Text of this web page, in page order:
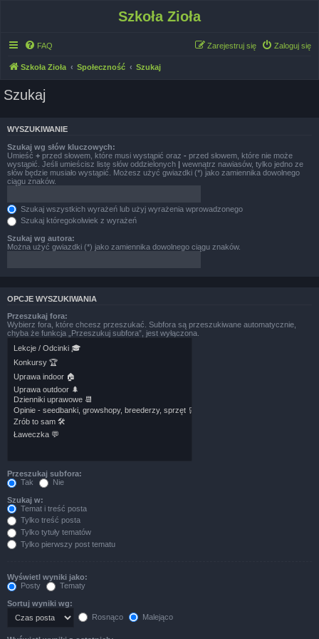
Szkoła Zioła
FAQ Zaloguj się
Zarejestruj się
Szkoła Zioła Społeczność Szukaj
Szukaj
WYSZUKIWANIE
Szukaj wg słów kluczowych:
Umieść + przed słowem, które musi wystąpić oraz - przed słowem, które nie może
wystąpić. Jeśli umieścisz listę słów oddzielonych | wewnątrz nawiasów, tylko jedno ze
słów będzie musiało wystąpić. Możesz użyć gwiazdki (*) jako zamiennika dowolnego
ciągu znaków.
Szukaj wszystkich wyrażeń lub użyj wyrażenia wprowadzonego
Szukaj któregokolwiek z wyrażeń
Szukaj wg autora:
Można użyć gwiazdki (*) jako zamiennika dowolnego ciągu znaków.
OPCJE WYSZUKIWANIA
Przeszukaj fora:
Wybierz fora, które chcesz przeszukać. Subfora są przeszukiwane automatycznie,
chyba że funkcja „Przeszukuj subfora”, jest wyłączona.
Przeszukaj subfora:
Tak
Nie
Szukaj w:
Temat i treść posta
Tylko treść posta
Tylko tytuły tematów
Tylko pierwszy post tematu
Wyświetl wyniki jako:
Posty
Tematy
Sortuj wyniki wg:
Rosnąco
Malejąco